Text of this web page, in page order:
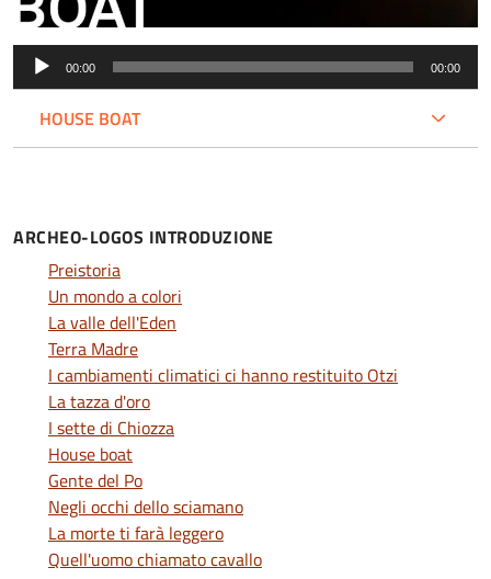
Audio
Player
00:00 00:00
HOUSE BOAT
ARCHEO-LOGOS INTRODUZIONE
Preistoria
Un mondo a colori
La valle dell'Eden
Terra Madre
I cambiamenti climatici ci hanno restituito Otzi
La tazza d'oro
I sette di Chiozza
House boat
Gente del Po
Negli occhi dello sciamano
La morte ti farà leggero
Quell'uomo chiamato cavallo